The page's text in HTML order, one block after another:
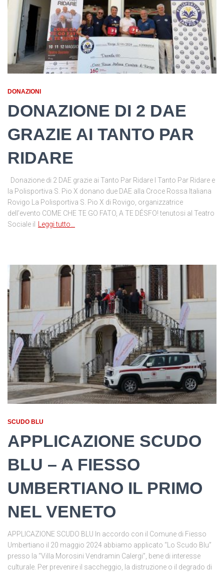
DONAZIONI
DONAZIONE DI 2 DAE
GRAZIE AI TANTO PAR
RIDARE
Donazione di 2 DAE grazie ai Tanto Par Ridare I Tanto Par Ridare e
la Polisportiva S. Pio X donano due DAE alla Croce Rossa Italiana
Rovigo La Polisportiva S. Pio X di Rovigo, organizzatrice
dell’evento COME CHE TE GO FATO, A TE DÉSFO! tenutosi al Teatro
Sociale il
Leggi tutto…
SCUDO BLU
APPLICAZIONE SCUDO
BLU – A FIESSO
UMBERTIANO IL PRIMO
NEL VENETO
APPLICAZIONE SCUDO BLU In accordo con il Comune di Fiesso
Umbertiano il 20 maggio 2024 abbiamo applicato “Lo Scudo Blu”
presso la “Villa Morosini Vendramin Calergi”, bene di interesse
culturale. Per prevenire il saccheggio, la distruzione o il degrado di